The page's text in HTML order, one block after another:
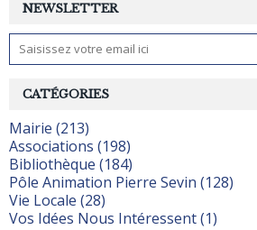
NEWSLETTER
CATÉGORIES
Mairie (213)
Associations (198)
Bibliothèque (184)
Pôle Animation Pierre Sevin (128)
Vie Locale (28)
Vos Idées Nous Intéressent (1)